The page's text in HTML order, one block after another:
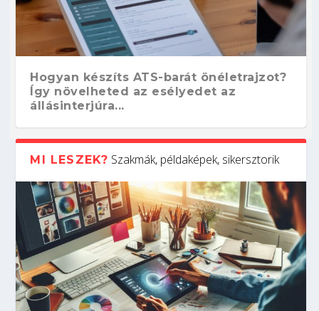
Hogyan készíts ATS-barát önéletrajzot?
Így növelheted az esélyedet az
állásinterjúra...
MI LESZEK? Szakmák, példaképek, sikersztorik